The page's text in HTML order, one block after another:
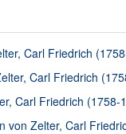
Carl Friedrich
Carl Friedrich
Carl Friedrich (1758-
von Zelter, Carl